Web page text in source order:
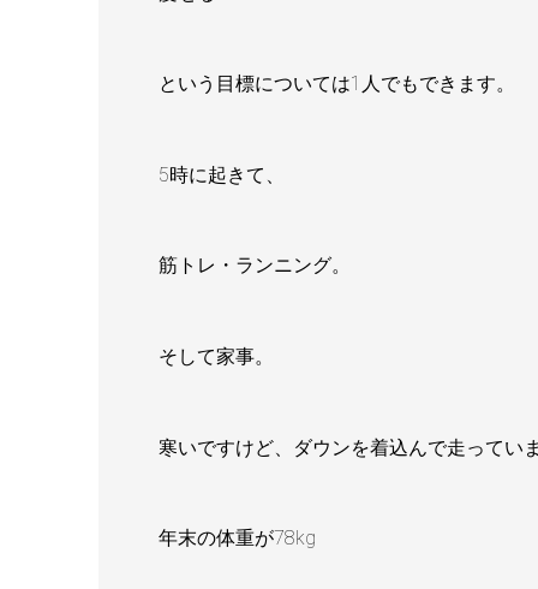
という目標については1人でもできます。
5時に起きて、
筋トレ・ランニング。
そして家事。
寒いですけど、ダウンを着込んで走ってい
年末の体重が78kg